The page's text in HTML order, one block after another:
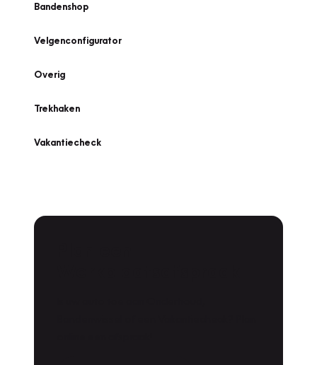
Bandenshop
Velgenconfigurator
Overig
Trekhaken
Vakantiecheck